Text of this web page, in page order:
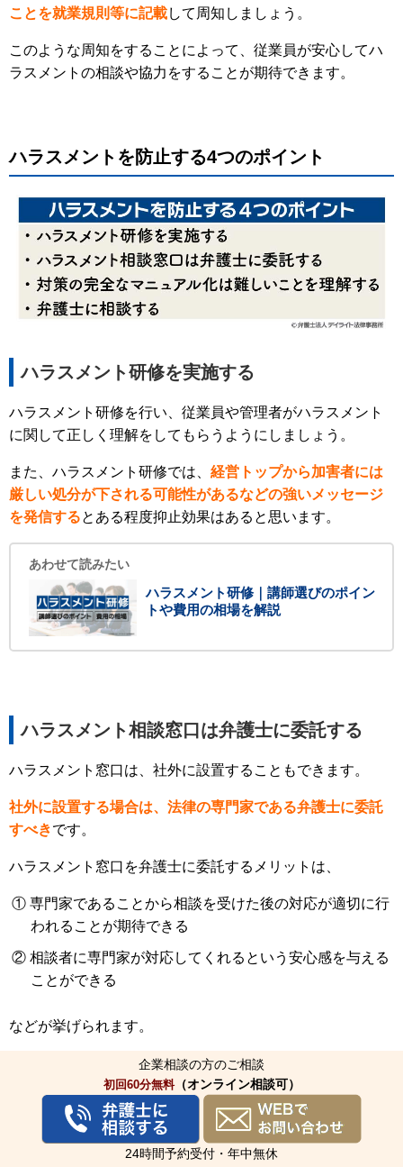
ことを就業規則等に記載して周知しましょう。
このような周知をすることによって、従業員が安心してハ
ラスメントの相談や協力をすることが期待できます。
ハラスメントを防止する4つのポイント
ハラスメント研修を実施する
ハラスメント研修を行い、従業員や管理者がハラスメント
に関して正しく理解をしてもらうようにしましょう。
また、ハラスメント研修では、 経営トップから加害者には
厳しい処分が下される可能性があるなどの強いメッセージ
を発信するとある程度抑止効果はあると思います。
あわせて読みたい
ハラスメント研修｜講師選びのポイン
トや費用の相場を解説
ハラスメント相談窓口は弁護士に委託する
ハラスメント窓口は、社外に設置することもできます。
社外に設置する場合は、法律の専門家である弁護士に委託
すべきです。
ハラスメント窓口を弁護士に委託するメリットは、
① 専門家であることから相談を受けた後の対応が適切に行
われることが期待できる
② 相談者に専門家が対応してくれるという安心感を与える
ことができる
などが挙げられます。
企業が講じるべきセクハラ・パワハラ対策【弁護士の活
用法】
企業相談の方のご相談
初回60分無料（オンライン相談可）
24時間予約受付・年中無休